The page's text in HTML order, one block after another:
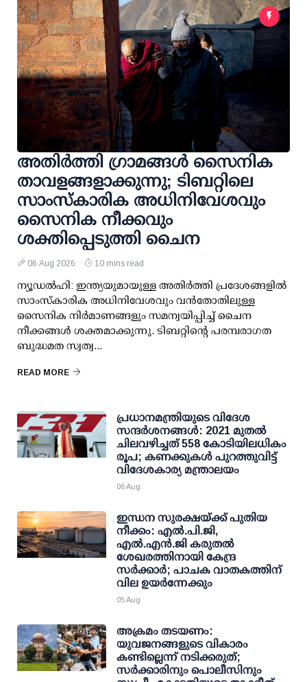
അതിര്‍ത്തി ഗ്രാമങ്ങള്‍ സൈനിക
താവളങ്ങളാക്കുന്നു; ടിബറ്റിലെ
സാംസ്‌കാരിക അധിനിവേശവും
സൈനിക നീക്കവും
ശക്തിപ്പെടുത്തി ചൈന
06 Aug 2026 10 mins read
ന്യൂഡല്‍ഹി: ഇന്ത്യയുമായുള്ള അതിര്‍ത്തി പ്രദേശങ്ങളില്‍
സാംസ്‌കാരിക അധിനിവേശവും വന്‍തോതിലുള്ള
സൈനിക നിര്‍മാണങ്ങളും സമന്വയിപ്പിച്ച് ചൈന
നീക്കങ്ങള്‍ ശക്തമാക്കുന്നു. ടിബറ്റിന്റെ പരമ്പരാഗത
ബുദ്ധമത സ്വത്വ...
READ MORE
പ്രധാനമന്ത്രിയുടെ വിദേശ
സന്ദർശനങ്ങൾ: 2021 മുതൽ
ചിലവഴിച്ചത് 558 കോടിയിലധികം
രൂപ; കണക്കുകൾ പുറത്തുവിട്ട്
വിദേശകാര്യ മന്ത്രാലയം
06 Aug
ഇന്ധന സുരക്ഷയ്ക്ക് പുതിയ
നീക്കം: എല്‍.പി.ജി,
എല്‍.എന്‍.ജി കരുതല്‍
ശേഖരത്തിനായി കേന്ദ്ര
സര്‍ക്കാര്‍; പാചക വാതകത്തിന്
വില ഉയര്‍ന്നേക്കും
05 Aug
അക്രമം തടയണം:
യുവജനങ്ങളുടെ വികാരം
കണ്ടില്ലെന്ന് നടിക്കരുത്;
സര്‍ക്കാരിനും പൊലീസിനും